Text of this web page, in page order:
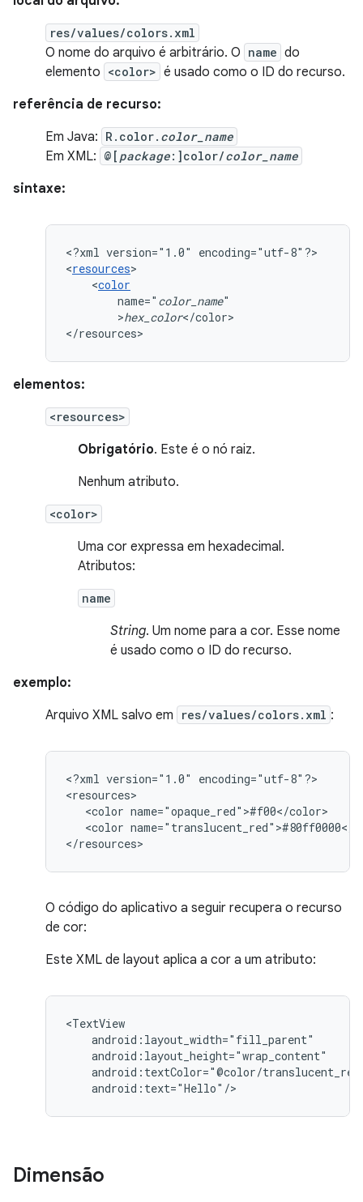
res/values/colors.xml
O nome do arquivo é arbitrário. O name do
elemento <color> é usado como o ID do recurso.
referência de recurso:
Em Java: R.color. color_name
Em XML: @[ package:]color/color_name
sintaxe:
<?xml version="1.0"
encoding="utf-8"?>
<resources
<color
name=" color_name
>hex_color</color>
</resources>
elementos:
<resources>
Obrigatório. Este é o nó raiz.
Nenhum atributo.
<color>
Uma cor expressa em hexadecimal.
Atributos:
name
String. Um nome para a cor. Esse nome
é usado como o ID do recurso.
exemplo:
Arquivo XML salvo em
res/values/colors.xml :
<?xml version="1.0"
encoding="utf-8"?>
<color
<color name="translucent_red">#80ff0000</
</resources>
O código do aplicativo a seguir recupera o recurso
de cor:
Este XML de layout aplica a cor a um atributo:
android:text="Hello"/>
Dimensão